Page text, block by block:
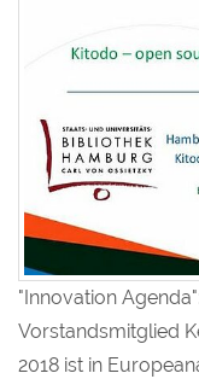
"Innovation
Vorstandsmitglied
2018 ist in